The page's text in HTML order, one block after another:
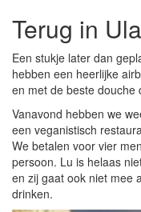
Terug in
Een stukje later dan
hebben een heerlijke
en met de beste douche
Vanavond hebben we
een veganistisch
We betalen voor vier
persoon. Lu is helaas
en zij gaat ook niet mee
drinken.